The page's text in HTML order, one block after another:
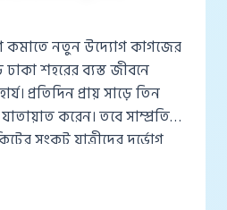
কমাতে নতুন উদ্যোগ কাগজের
শহরের ব্যস্ত জীবনে
প্রতিদিন প্রায় সাড়ে তিন
করেন। তবে সাম্প্রতিক
সংকট যাত্রীদের দুর্ভোগ
একটি নতুন